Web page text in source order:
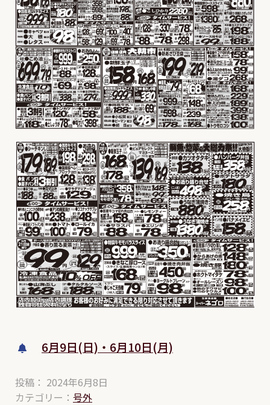
6月9日(日)・6月10日(月)
投稿： 2024年6月8日
カテゴリー： 号外